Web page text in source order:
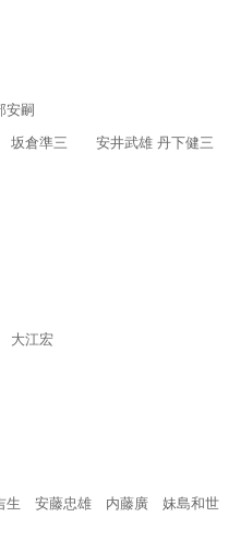
嗣
倉準三 安井武雄 丹下健三
大江宏
生 安藤忠雄 内藤廣 妹島和世